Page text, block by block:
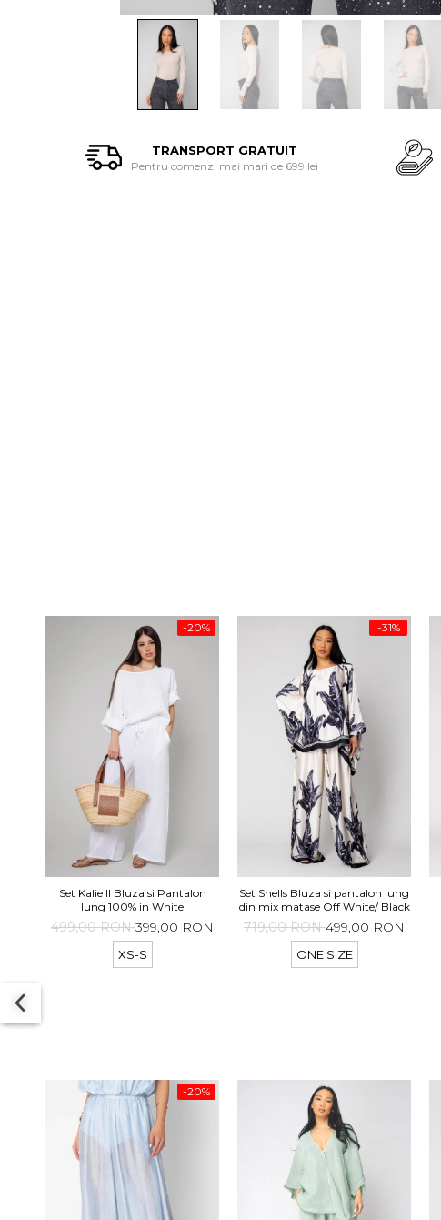
TRANSPORT GRATUIT
Pentru comenzi mai mari de 699 lei
-20%
Set Kalie II Bluza si Pantalon
lung 100% in White
499,00 RON399,00 RON
XS-S
-31%
Set Shells Bluza si pantalon lung
din mix matase Off White/ Black
719,00 RON499,00 RON
ONE SIZE
-20%